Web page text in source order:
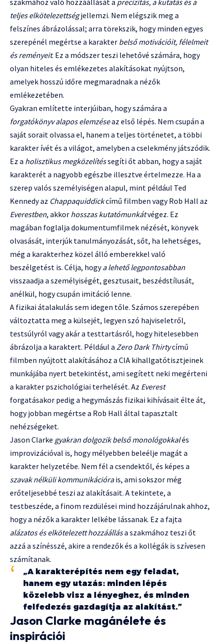
szakmához való hozzáállását a precizitás, a kutatás és a
teljes elkötelezettségjellemzi. Nem elégszik meg a
felszínes ábrázolással; arra törekszik, hogy minden egyes
szerepénél megértse a karakter belső motivációit, félelmeit
és reményeit. Ez a módszer teszi lehetővé számára, hogy
olyan hiteles és emlékezetes alakításokat nyújtson,
amelyek hosszú időre megmaradnak a nézők
emlékezetében.
Gyakran említette interjúiban, hogy számára a
forgatókönyv alapos elemzéseaz első lépés. Nem csupán a
saját sorait olvassa el, hanem a teljes történetet, a többi
karakter ívét és a világot, amelyben a cselekmény játszódik.
Ez a holisztikus megközelítéssegíti őt abban, hogy a saját
karakterét a nagyobb egészbe illesztve értelmezze. Ha a
szerep valós személyiségen alapul, mint például Ted
Kennedy az Chappaquiddickcímű filmben vagy Rob Hall az
Everestben, akkor hosszas kutatómunkátvégez. Ez
magában foglalja dokumentumfilmek nézését, könyvek
olvasását, interjúk tanulmányozását, sőt, ha lehetséges,
még a karakterhez közel álló emberekkel való
beszélgetést is. Célja, hogya lehető legpontosabban
visszaadja a személyiségét, gesztusait, beszédstílusát,
anélkül, hogy csupán imitáció lenne.
A fizikai átalakulás sem idegen tőle. Számos szerepében
változtatta meg a külsejét, legyen szó hajviseletről,
testsúlyról vagy akár a testtartásról, hogy hitelesebben
ábrázolja a karaktert. Például a Zero Dark Thirtycímű
filmben nyújtott alakításához a CIA kihallgatótisztjeinek
munkájába nyert betekintést, ami segített neki megérteni
a karakter pszichológiai terhelését. Az Everest
forgatásakor pedig a hegymászás fizikai kihívásait élte át,
hogy jobban megértse a Rob Hall által tapasztalt
nehézségeket.
Jason Clarke gyakran dolgozik belső monológokkalés
improvizációval is, hogy mélyebben beleélje magát a
karakter helyzetébe. Nem fél a csendektől, és képes a
szavak nélküli kommunikációrais, ami sokszor még
erőteljesebbé teszi az alakításait. A tekintete, a
testbeszéde, a finom rezdülései mind hozzájárulnak ahhoz,
hogy a nézők a karakter lelkébe lássanak. Ez a fajta
alázatos és elkötelezett hozzáállása szakmához teszi őt
azzá a színésszé, akire a rendezők és a kollégák is szívesen
számítanak.
„A karakterépítés nem egy feladat,
hanem egy utazás: minden lépés
közelebb visz a lényeghez, és minden
felfedezés gazdagítja az alakítást.”
Jason Clarke magánélete és
inspirációi